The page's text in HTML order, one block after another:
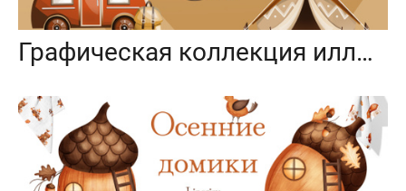
Графическая коллекция иллюстраций «Travel set»